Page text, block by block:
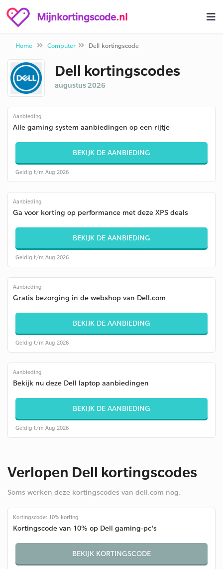
Mijnkortingscode.nl
Home Computer Dell kortingscode
Dell kortingscodes
augustus 2026
Aanbieding
Alle gaming system aanbiedingen op een rijtje
BEKIJK DE AANBIEDING
Geldig t/m Aug 2026
Aanbieding
Ga voor korting op performance met deze XPS deals
BEKIJK DE AANBIEDING
Geldig t/m Aug 2026
Aanbieding
Gratis bezorging in de webshop van Dell.com
BEKIJK DE AANBIEDING
Geldig t/m Aug 2026
Aanbieding
Bekijk nu deze Dell laptop aanbiedingen
BEKIJK DE AANBIEDING
Geldig t/m Aug 2026
Verlopen Dell kortingscodes
Soms werken deze kortingscodes van dell.com nog.
Kortingscode: 10% korting
Kortingscode van 10% op Dell gaming-pc's
BEKIJK KORTINGSCODE